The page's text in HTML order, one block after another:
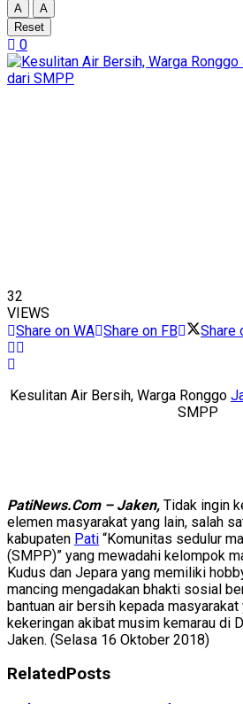
A
A
Reset
0
32
VIEWS
Share on WA Share on FB Share
Kesulitan Air Bersih, Warga Ronggo
SMPP
PatiNews.Com – Jaken, Tidak ingin
elemen masyarakat yang lain, salah
kabupaten Pati “Komunitas sedulur
(SMPP)” yang mewadahi kelompok
Kudus dan Jepara yang memiliki
mancing mengadakan bhakti sosial
bantuan air bersih kepada
kekeringan akibat musim kemarau di
Jaken. (Selasa 16 Oktober 2018)
RelatedPosts